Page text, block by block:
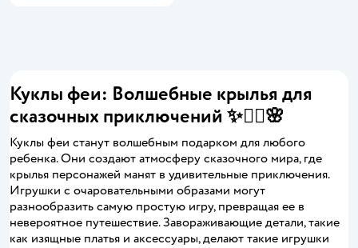
Куклы феи: Волшебные крылья для
сказочных приключений ✨🧚‍♀️🌸
Куклы феи станут волшебным подарком для любого
ребенка. Они создают атмосферу сказочного мира, где
крылья персонажей манят в удивительные приключения.
Игрушки с очаровательными образами могут
разнообразить самую простую игру, превращая ее в
невероятное путешествие. Завораживающие детали, такие
как изящные платья и аксессуары, делают такие игрушки